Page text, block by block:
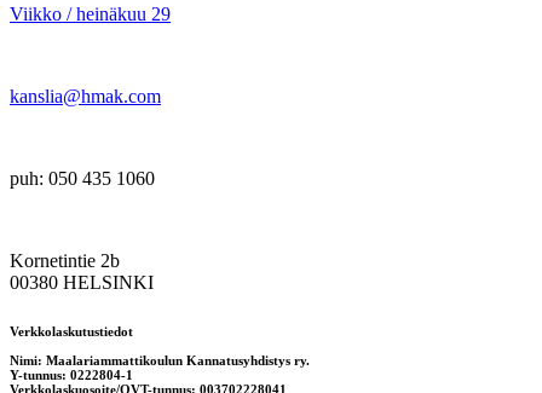
Viikko / heinäkuu 29
kanslia@hmak.com
puh: 050 435 1060
Kornetintie 2b
00380 HELSINKI
Verkkolaskutustiedot
Nimi: Maalariammattikoulun Kannatusyhdistys ry.
Y-tunnus: 0222804-1
Verkkolaskuosoite/OVT-tunnus: 003702228041